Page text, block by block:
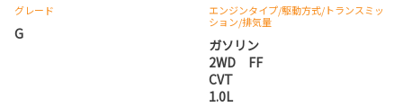
グレード
G
エンジンタイプ/駆動方式/トランスミッ
ション/排気量
ガソリン
2WD FF
CVT
1.0L